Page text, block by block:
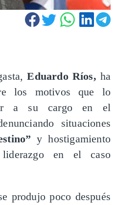
Eduardo Ríos, ha
los motivos que lo
a su cargo en el
situaciones
y hostigamiento
en el caso
produjo poco después